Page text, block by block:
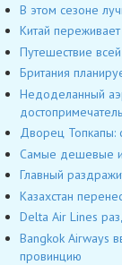
В этом сезоне
Китай
Путешествие
Британия
Недоделанный
Дворец Топкапы:
Самые дешевые и
Главный
Казахстан
Delta Air Lines
Bangkok Airways
провинцию